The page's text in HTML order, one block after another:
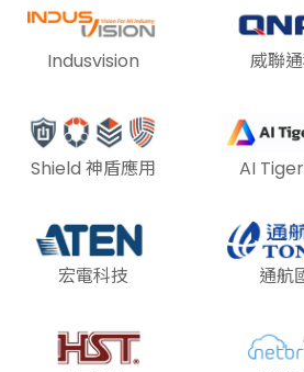
Indusvision 威聯
Shield 神盾應用 AI
宏電科技 通航